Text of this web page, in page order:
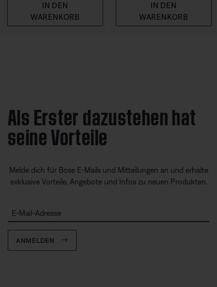
IN DEN
WARENKORB
IN DEN
WARENKORB
Als Erster dazustehen hat
seine Vorteile
Melde dich für Bose E-Mails und Mitteilungen an und erhalte
exklusive Vorteile, Angebote und Infos zu neuen Produkten.
E-Mail-Adresse
ANMELDEN